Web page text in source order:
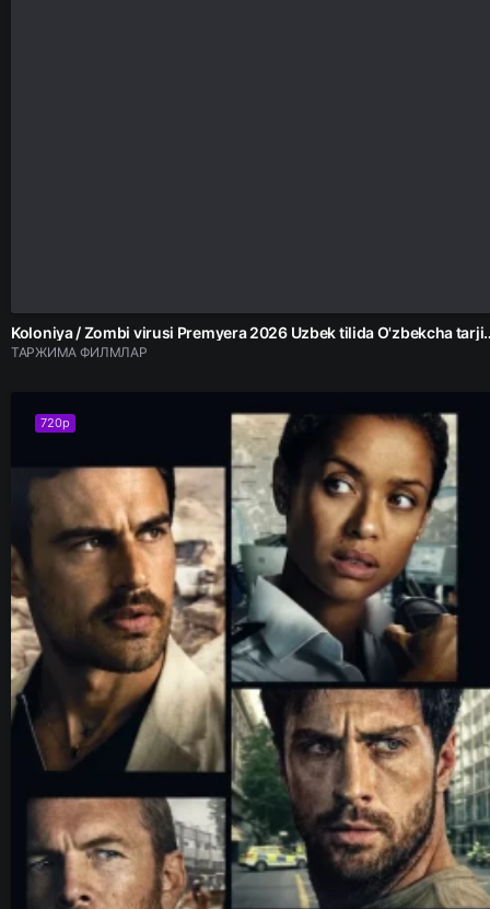
Koloniya / Zombi virusi
ТАРЖИМА ФИЛМЛАР
720p